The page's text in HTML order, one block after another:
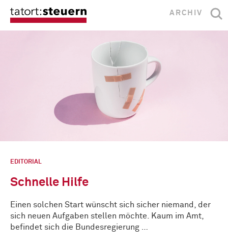
ARCHIV
EDITORIAL
Schnelle Hilfe
Einen solchen Start wünscht sich sicher niemand, der
sich neuen Aufgaben stellen möchte. Kaum im Amt,
befindet sich die Bundesregierung …